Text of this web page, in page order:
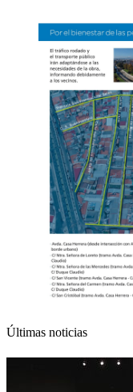
Últimas noticias